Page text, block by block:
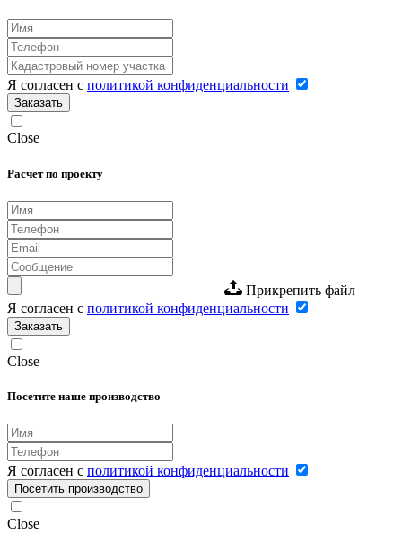
Я согласен с политикой конфиденциальности
Заказать
Close
Расчет по проекту
Прикрепить файл
Я согласен с политикой конфиденциальности
Заказать
Close
Посетите наше производство
Я согласен с политикой конфиденциальности
Посетить производство
Close